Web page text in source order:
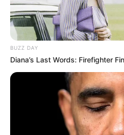
Культура
Нам пишуть
Партнерські матеріали
BUZZ DAY
Diana’s Last Words: Firefighter